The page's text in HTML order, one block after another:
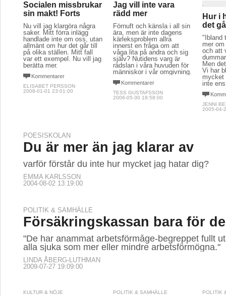
Socialen missbrukar
sin makt! Forts
Nu vill jag klargöra några
saker. Mitt förra inlägg
handlade inte om oss, utan
allmänt om hur det går till
på olika ställen. Mitt fall
var ett exempel. Nu vill jag
berätta mer.
Kommentarer
ELISABET PERSSON
2008-01-01 23:01:00
Jag vill inte vara
rädd mer
Förnuft och känsla i all sin
ära, men är inte dagens
kärleksproblem allra
innerst en fråga om att
våga lita på andra och sig
själv? Nutidens varg är
rädslan i våra huvuden för
människor i vår omgivning.
Kommentarer
TESS GUSTAFSSON
2006-05-30 18:58:00
Hur i
det
"Ibland
mer
och att
Men
Vi har
mycket
inte
JENNI
2005-04-
POESISKOLAN
Du är mer än jag klarar av
varför förstår du inte hur mycket jag hatar dig?
EMMA KARLSSON
2004-08-02 13:19:00
POLITIK & SAMHÄLLE
Försäkringskassan bara för
"De har anammat arbetsförmåge-begreppet fullt
alla sjuka som mer eller mindre arbetsförmögna."
LINDA ÅBERG-LUTHMAN
2009-07-27 19:09:00
KULTUR & NÖJE POLITIK & SAMHÄLLE POLITIK